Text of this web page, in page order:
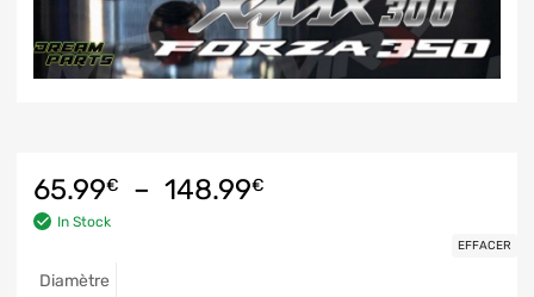
65.99€ – 148.99€
In Stock
Diamètre
EFFACER